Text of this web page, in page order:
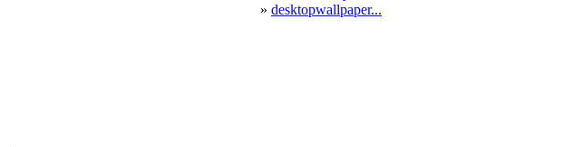
» desktopwallpaper...